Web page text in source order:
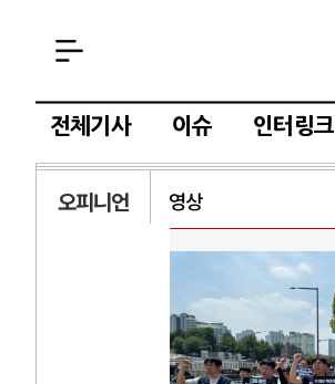
전체기사 이슈 인터링크
오피니언 영상